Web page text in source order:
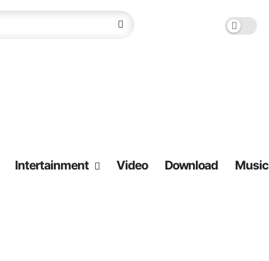
Intertainment Video Download Music